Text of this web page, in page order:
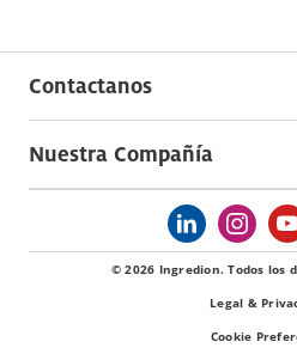
Contactanos
Nuestra Compañía
© 2026 Ingredion. Todos los
Legal &
Cookie